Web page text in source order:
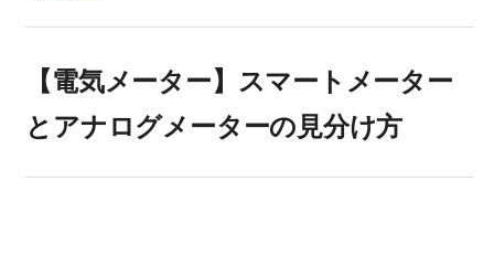
【電気メーター】スマートメーター
とアナログメーターの見分け方